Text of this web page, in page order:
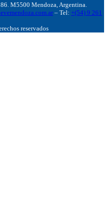
M5500 Mendoza, Argentina.
– Tel: +(54) 9 261
reservados